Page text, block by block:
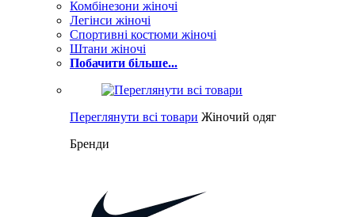
Комбінезони жіночі
Легінси жіночі
Спортивні костюми жіночі
Штани жіночі
Побачити більше...
Переглянути всі товари Жіночий одяг
Бренди